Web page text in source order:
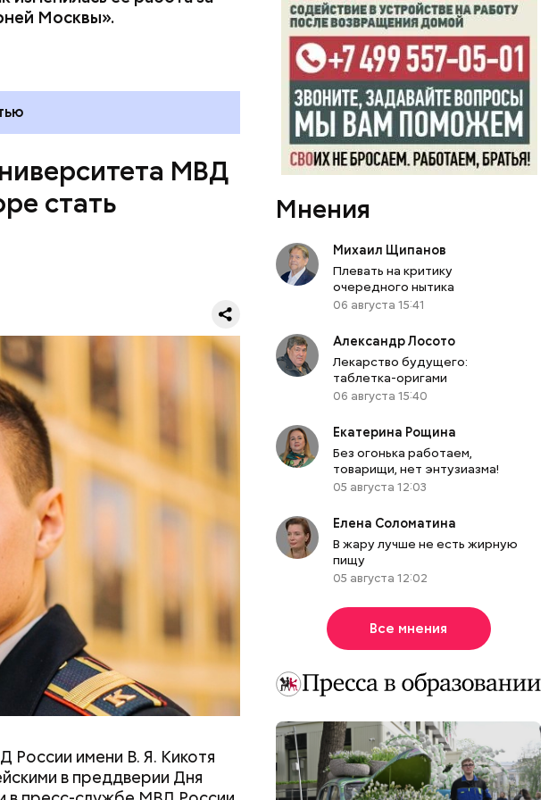
Москвы».
МВД
стать
России имени В. Я. Кикотя
в преддверии Дня
сотрудников для
полиции Максим
понимать всю важность
выбрал этот жизненный
в Москве из-за
Мнения
Михаил Щипанов
Плевать на критику
очередного нытика
06 августа 15:41
Александр Лосото
Лекарство будущего:
таблетка-оригами
06 августа 15:40
Екатерина Рощина
Без огонька работаем,
товарищи, нет энтузиазма!
05 августа 12:03
Елена Соломатина
В жару лучше не есть жирную
пищу
05 августа 12:02
Все мнения